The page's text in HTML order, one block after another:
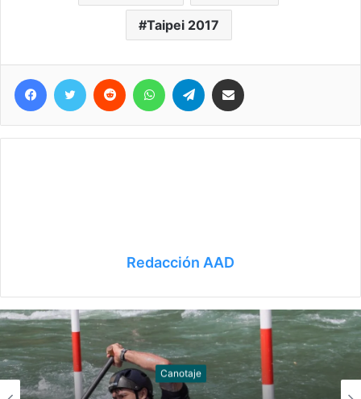
Taipei 2017
Telegram
Redacción AAD
Canotaje